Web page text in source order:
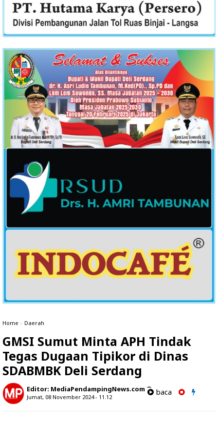
Home » Daerah
GMSI Sumut Minta APH Tindak
Tegas Dugaan Tipikor di Dinas
SDABMBK Deli Serdang
Editor: MediaPendampingNews.com
Jumat, 08 November 2024 - 11.12
baca